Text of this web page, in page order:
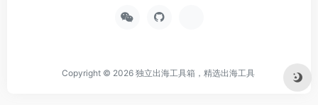
Copyright © 2026 独立出海工具箱，精选出海工具